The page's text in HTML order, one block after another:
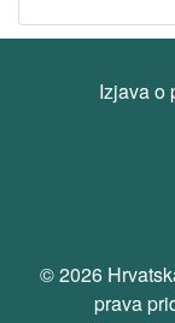
Izjava o
© 2026
prava